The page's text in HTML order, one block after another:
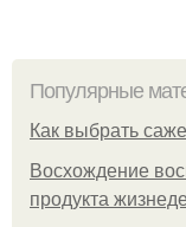
Популярные
Как выбрать
Восхождение
продукта